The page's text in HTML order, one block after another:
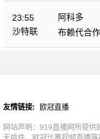
23:55
沙特联
阿科多
布赖代合作
友情链接: 欧冠直播
网站声明：919直播网所提